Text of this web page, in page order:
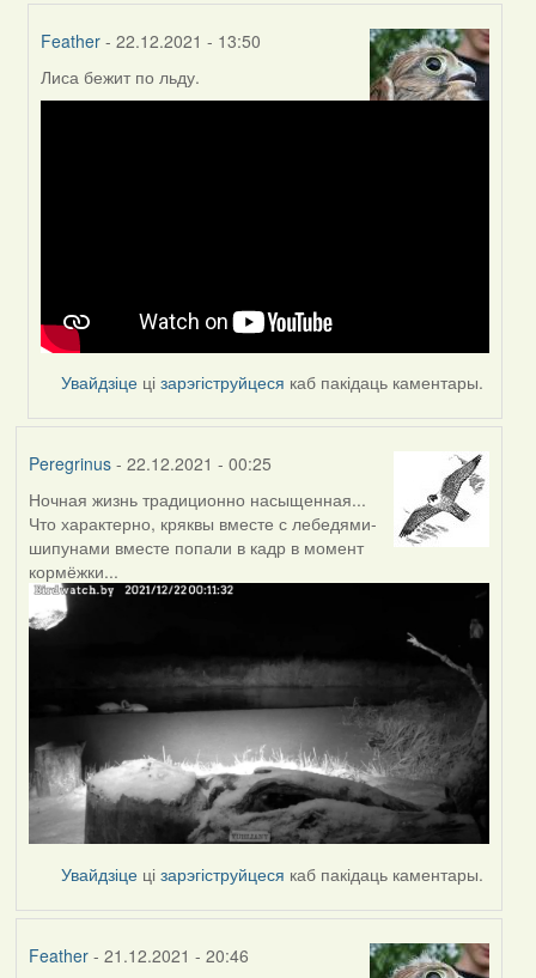
Feather - 22.12.2021 - 13:50
In
Лиса бежит по льду.
Увайдзіце цізарэгіструйцеся каб пакідаць каментары.
Peregrinus- 22.12.2021 - 00:25
Ночная жизнь традиционно насыщенная...
Что характерно, кряквы вместе с лебедями-
шипунами вместе попали в кадр в момент
кормёжки...
Увайдзіце цізарэгіструйцеся каб пакідаць каментары.
Feather- 21.12.2021 - 20:46